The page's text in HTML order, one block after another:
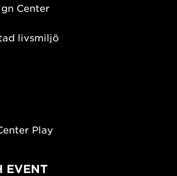
Center
livsmiljö
Play
EVENT